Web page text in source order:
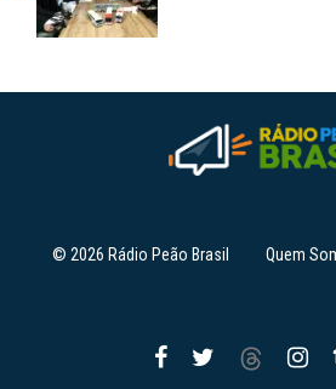
© 2026 Rádio Peão Brasil Quem